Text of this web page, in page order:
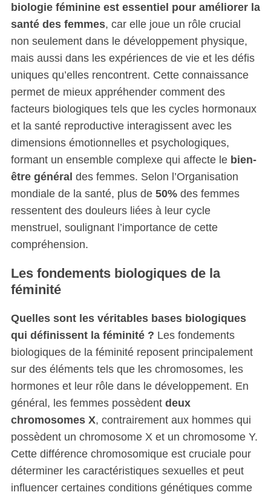
biologie féminine est essentiel pour améliorer la
santé des femmes, car elle joue un rôle crucial
non seulement dans le développement physique,
mais aussi dans les expériences de vie et les défis
uniques qu’elles rencontrent. Cette connaissance
permet de mieux appréhender comment des
facteurs biologiques tels que les cycles hormonaux
et la santé reproductive interagissent avec les
dimensions émotionnelles et psychologiques,
formant un ensemble complexe qui affecte le bien-
être général des femmes. Selon l’Organisation
mondiale de la santé, plus de 50%des femmes
ressentent des douleurs liées à leur cycle
menstruel, soulignant l’importance de cette
compréhension.
Les fondements biologiques de la
féminité
Quelles sont les véritables bases biologiques
qui définissent la féminité ? Les fondements
biologiques de la féminité reposent principalement
sur des éléments tels que les chromosomes, les
hormones et leur rôle dans le développement. En
général, les femmes possèdent deux
chromosomes X, contrairement aux hommes qui
possèdent un chromosome X et un chromosome Y.
Cette différence chromosomique est cruciale pour
déterminer les caractéristiques sexuelles et peut
influencer certaines conditions génétiques comme